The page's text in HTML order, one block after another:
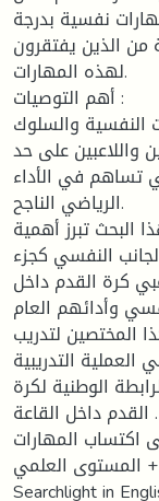
نفسية بدرجة
من الذين يفتقرون
لهذه المهارات.
أهم التوصيات :
النفسية والسلوك
واللاعبين على حد
تساهم في الأداء
الرياضي الناجح.
البحث تبرز أهمية
النفسي كجزء
كرة القدم داخل
وأدائهم العام .
المختصين لتدريب
التدريبية .
الوطنية لكرة
القدم داخل القاعة .
اكتساب المهارات
المستوى العلمي
Searchlight in